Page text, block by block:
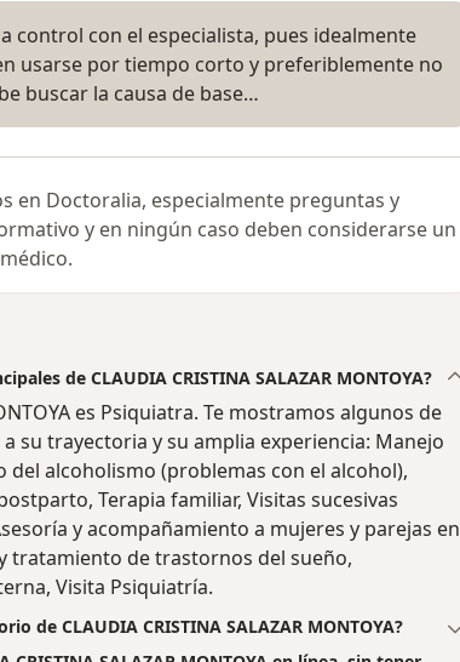
control con el especialista, pues idealmente
usarse por tiempo corto y preferiblemente no
buscar la causa de base…
en Doctoralia, especialmente preguntas y
y en ningún caso deben considerarse un
de CLAUDIA CRISTINA SALAZAR MONTOYA?
es Psiquiatra. Te mostramos algunos de
su trayectoria y su amplia experiencia: Manejo
alcoholismo (problemas con el alcohol),
Terapia familiar, Visitas sucesivas
y acompañamiento a mujeres y parejas en
tratamiento de trastornos del sueño,
Visita Psiquiatría.
de CLAUDIA CRISTINA SALAZAR MONTOYA?